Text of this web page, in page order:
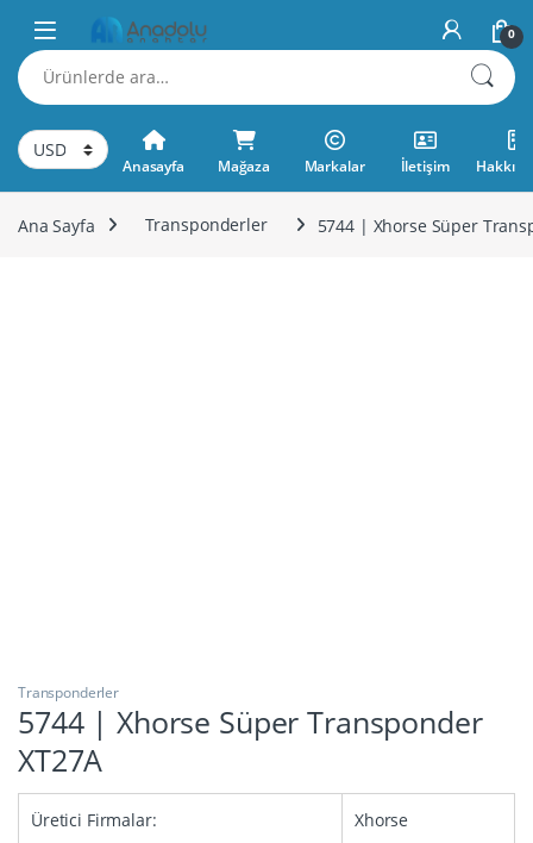
Skip to navigation
Skip to content
0
Ara:
Anasayfa Mağaza Markalar İletişim
Ana Sayfa Transponderler 5744 | Xhorse Süper
Transponderler
5744 | Xhorse Süper Transponder
XT27A
Üretici Firmalar: Xhorse